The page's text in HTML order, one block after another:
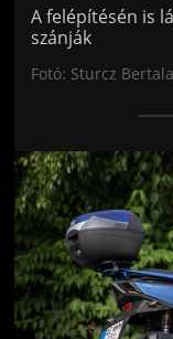
A felépítésén is
szánják
Fotó: Sturcz